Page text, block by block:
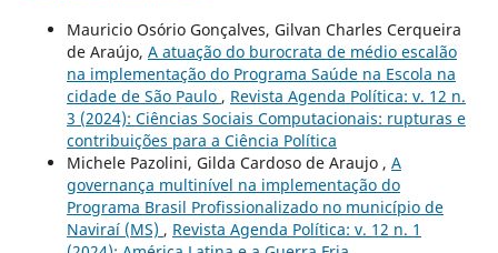
Mauricio Osório Gonçalves, Gilvan Charles Cerqueira
de Araújo, A atuação do burocrata de médio escalão
na implementação do Programa Saúde na Escola na
cidade de São Paulo , Revista Agenda Política: v. 12 n.
3 (2024): Ciências Sociais Computacionais: rupturas e
contribuições para a Ciência Política
Michele Pazolini, Gilda Cardoso de Araujo , A
governança multinível na implementação do
Programa Brasil Profissionalizado no município de
Naviraí (MS) , Revista Agenda Política: v. 12 n. 1